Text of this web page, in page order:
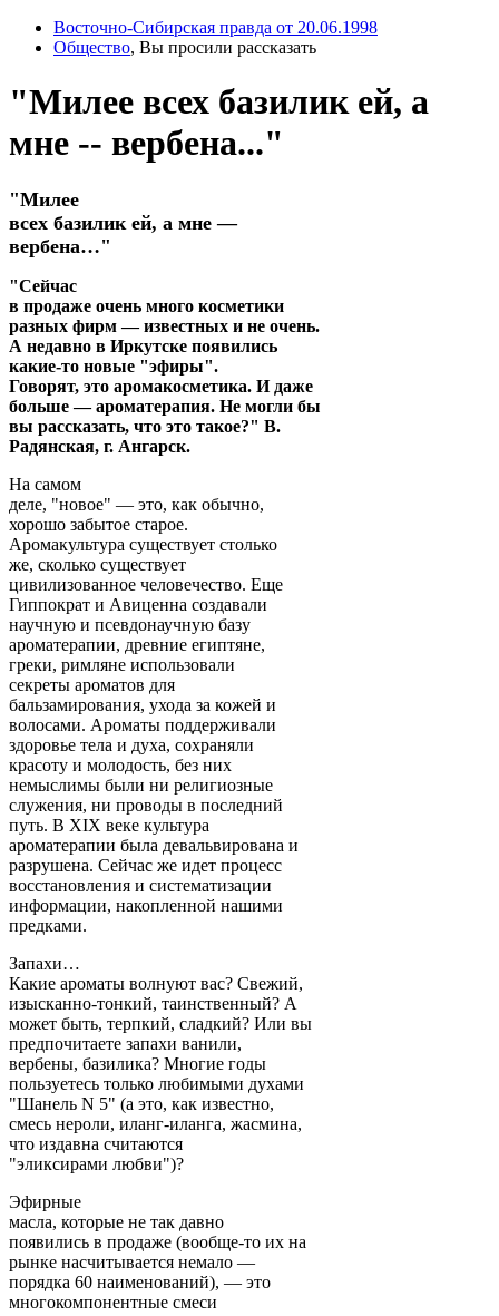
Восточно-Сибирская правда от 20.06.1998
Общество, Вы просили рассказать
"Милее всех базилик ей, а
мне -- вербена..."
"Милее
всех базилик ей, а мне —
вербена…"
"Сейчас
в продаже очень много косметики
разных фирм — известных и не очень.
А недавно в Иркутске появились
какие-то новые "эфиры".
Говорят, это аромакосметика. И даже
больше — ароматерапия. Не могли бы
вы рассказать, что это такое?" В.
Радянская, г. Ангарск.
На самом
деле, "новое" — это, как обычно,
хорошо забытое старое.
Аромакультура существует столько
же, сколько существует
цивилизованное человечество. Еще
Гиппократ и Авиценна создавали
научную и псевдонаучную базу
ароматерапии, древние египтяне,
греки, римляне использовали
секреты ароматов для
бальзамирования, ухода за кожей и
волосами. Ароматы поддерживали
здоровье тела и духа, сохраняли
красоту и молодость, без них
немыслимы были ни религиозные
служения, ни проводы в последний
путь. В XIX веке культура
ароматерапии была девальвирована и
разрушена. Сейчас же идет процесс
восстановления и систематизации
информации, накопленной нашими
предками.
Запахи…
Какие ароматы волнуют вас? Свежий,
изысканно-тонкий, таинственный? А
может быть, терпкий, сладкий? Или вы
предпочитаете запахи ванили,
вербены, базилика? Многие годы
пользуетесь только любимыми духами
"Шанель N 5" (а это, как известно,
смесь нероли, иланг-иланга, жасмина,
что издавна считаются
"эликсирами любви")?
Эфирные
масла, которые не так давно
появились в продаже (вообще-то их на
рынке насчитывается немало —
порядка 60 наименований), — это
многокомпонентные смеси